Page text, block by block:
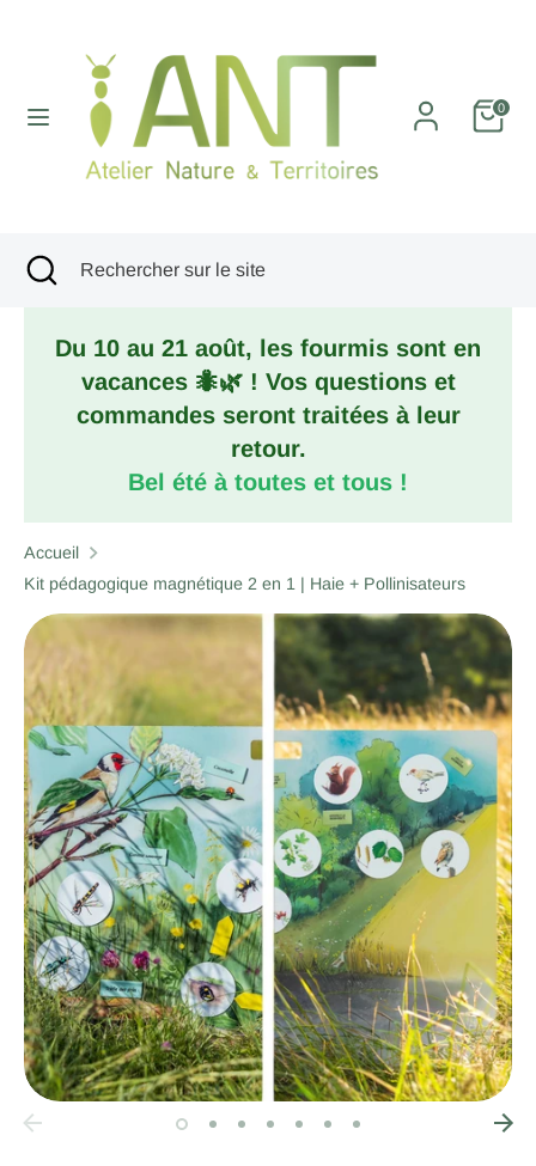
0
RechercheRechercher
sur
le
RechercheRechercher
site
Fermer
la
Du 10 au 21 août, les fourmis sont en
vacances 🐜🌿 ! Vos questions et
commandes seront traitées à leur
retour.
Bel été à toutes et tous !
Accueil
Kit pédagogique magnétique 2 en 1 | Haie + Pollinisateurs